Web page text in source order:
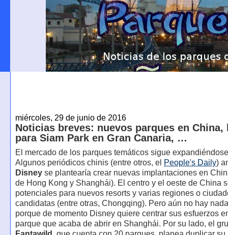
miércoles, 29 de junio de 2016
Noticias breves: nuevos parques en China,
para Siam Park en Gran Canaria, …
El mercado de los parques temáticos sigue
Algunos periódicos chinis (entre otros, el People's Daily)
Disneyse plantearía crear nuevas implantaciones en
de Hong Kong y Shanghái). El centro y el oeste de China
potenciales para nuevos resorts y varias regiones o
candidatas (entre otras, Chongqing). Pero aún no hay
porque de momento Disney quiere centrar sus esfuerzos
parque que acaba de abrir en Shanghái. Por su lado, el